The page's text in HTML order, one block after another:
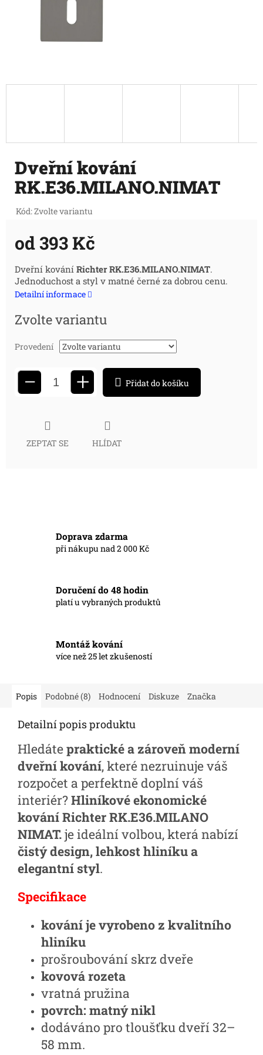
Dveřní kování
RK.E36.MILANO.NIMAT
Kód:Zvolte variantu
od393 Kč
Měrná
cena:
Dveřní kování Richter RK.E36.MILANO.NIMAT.
Jednoduchost a styl v matné černé za dobrou cenu.
Detailní informace
Zvolte variantu
Provedení
− + Přidat do košíku
ZEPTAT SE HLÍDAT
Doprava zdarma
při nákupu nad 2 000 Kč
Doručení do 48 hodin
platí u vybraných produktů
Montáž kování
více než 25 let zkušeností
Popis Podobné (8) Hodnocení Diskuze Značka
Detailní popis produktu
Hledátepraktické a zároveň moderní
dveřní kování, které nezruinuje váš
rozpočet a perfektně doplní váš
interiér?Hliníkové ekonomické
kování Richter RK.E36.MILANO
NIMAT.je ideální volbou, která nabízí
čistý design, lehkost hliníku a
elegantní styl.
Specifikace
kování je vyrobeno z kvalitního
hliníku
prošroubování skrz dveře
kovová rozeta
vratná pružina
povrch: matný nikl
dodáváno pro tloušťku dveří 32–
58 mm.